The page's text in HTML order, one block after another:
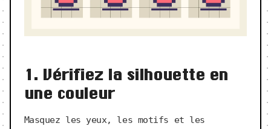
1. Vérifiez la silhouette en
une couleur
Masquez les yeux, les motifs et les